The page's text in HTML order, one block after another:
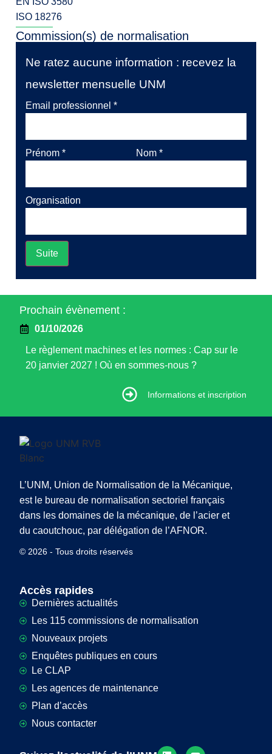
ISO 18276
Commission(s) de normalisation
Ne ratez aucune information : recevez la
newsletter mensuelle UNM
Email professionnel *
Prénom * Nom *
Organisation
Suite
Prochain évènement :
01/10/2026
Le règlement machines et les normes : Cap sur le
20 janvier 2027 ! Où en sommes-nous ?
Informations et inscription
L’UNM, Union de Normalisation de la Mécanique,
est le bureau de normalisation sectoriel français
dans les domaines de la mécanique, de l’acier et
du caoutchouc, par délégation de l’AFNOR.
© 2026 - Tous droits réservés
Accès rapides
Dernières actualités
Les 115 commissions de normalisation
Nouveaux projets
Enquêtes publiques en cours
Le CLAP
Les agences de maintenance
Plan d’accès
Nous contacter